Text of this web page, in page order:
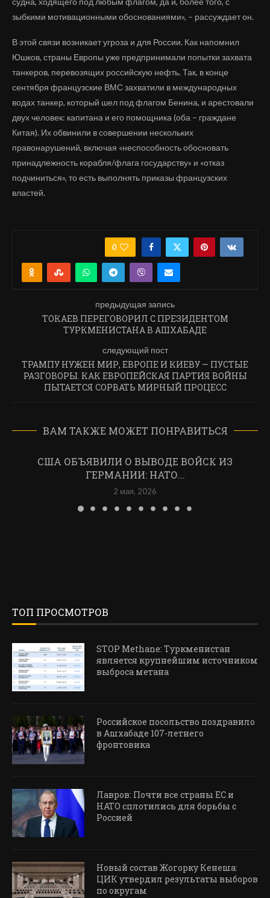
зыбкими мотивационными обоснованиями», – рассуждает он.
В этой связи возникает угроза и для России. Как напомнил
Юшков, страны Европы уже предпринимали попытки захвата
танкеров, перевозящих российскую нефть. Так, в конце
сентября французские ВМС захватили в международных
водах танкер, который шел под флагом Бенина, и арестовали
двух человек: капитана и его помощника (оба – граждане
Китая). Их обвинили в совершении нескольких
правонарушений, включая «неспособность обосновать
принадлежность корабля/флага государству» и «отказ
подчиниться», то есть выполнять приказы французских
властей.
0
предыдущая запись
ТОКАЕВ ПЕРЕГОВОРИЛ С ПРЕЗИДЕНТОМ
ТУРКМЕНИСТАНА В АШХАБАДЕ
следующий пост
ТРАМПУ НУЖЕН МИР, ЕВРОПЕ И КИЕВУ — ПУСТЫЕ
РАЗГОВОРЫ. КАК ЕВРОПЕЙСКАЯ ПАРТИЯ ВОЙНЫ
ПЫТАЕТСЯ СОРВАТЬ МИРНЫЙ ПРОЦЕСС
ВАМ ТАКЖЕ МОЖЕТ ПОНРАВИТЬСЯ
США ОБЪЯВИЛИ О ВЫВОДЕ ВОЙСК ИЗ
ГЕРМАНИИ: НАТО...
2 мая, 2026
ТОП ПРОСМОТРОВ
STOP Methane: Туркменистан
является крупнейшим источником
выброса метана
Российское посольство поздравило
в Ашхабаде 107-летнего
фронтовика
Лавров: Почти все страны ЕС и
НАТО сплотились для борьбы с
Россией
Новый состав Жогорку Кенеша:
ЦИК утвердил результаты выборов
по округам